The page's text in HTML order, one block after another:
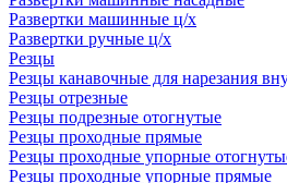
Развертки машинные ц/х
Развертки ручные ц/х
Резцы
Резцы канавочные для нарезания
Резцы отрезные
Резцы подрезные отогнутые
Резцы проходные прямые
Резцы проходные упорные
Резцы проходные упорные прямые